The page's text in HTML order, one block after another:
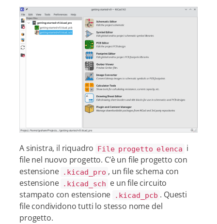
A sinistra, il riquadro File progetto elenca i
file nel nuovo progetto. C’è un file progetto con
estensione .kicad_pro , un file schema con
estensione .kicad_sch e un file circuito
stampato con estensione
.kicad_pcb . Questi
file condividono tutti lo stesso nome del
progetto.